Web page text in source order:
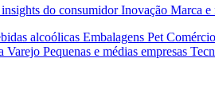
do consumidor Inovação Marca e
alcoólicas Embalagens Pet
Varejo Pequenas e médias empresas